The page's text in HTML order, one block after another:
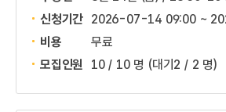
신청기간 2026-07-14 09:00 ~
비용
무료
모집인원
10 / 10 명 (대기2 / 2 명)